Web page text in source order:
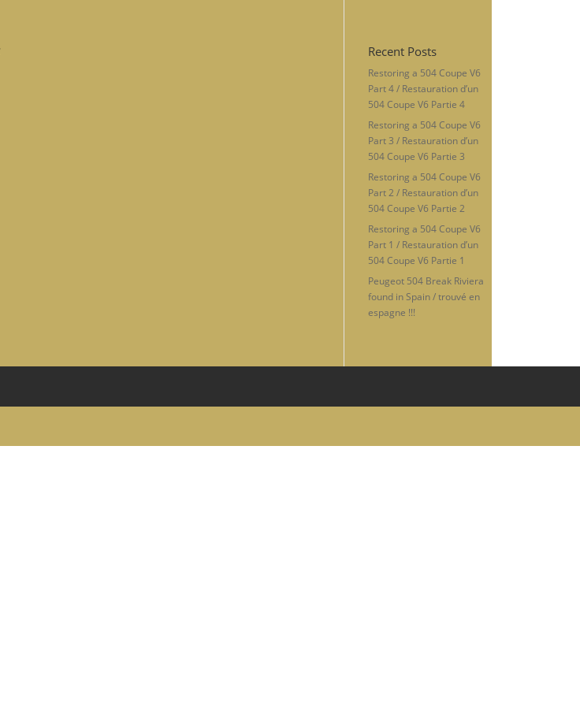
Recent Posts
Restoring a 504 Coupe V6
Part 4 / Restauration d’un
504 Coupe V6 Partie 4
Restoring a 504 Coupe V6
Part 3 / Restauration d’un
504 Coupe V6 Partie 3
Restoring a 504 Coupe V6
Part 2 / Restauration d’un
504 Coupe V6 Partie 2
Restoring a 504 Coupe V6
Part 1 / Restauration d’un
504 Coupe V6 Partie 1
Peugeot 504 Break Riviera
found in Spain / trouvé en
espagne !!!